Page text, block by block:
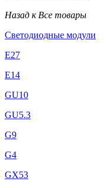
Назад к Все товары
Светодиодные модули
E27
E14
GU10
GU5.3
G9
G4
GX53